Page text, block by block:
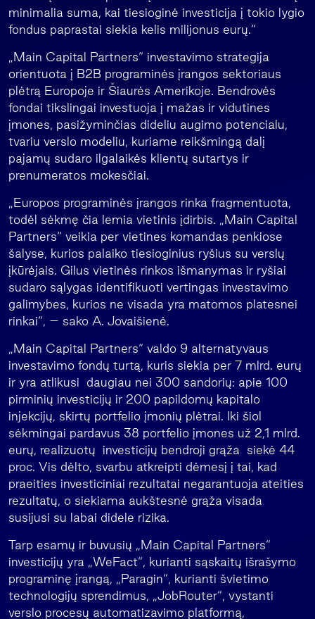
minimalia suma, kai tiesioginė investicija į tokio lygio
fondus paprastai siekia kelis milijonus eurų.“
„Main Capital Partners“ investavimo strategija
orientuota į B2B programinės įrangos sektoriaus
plėtrą Europoje ir Šiaurės Amerikoje. Bendrovės
fondai tikslingai investuoja į mažas ir vidutines
įmones, pasižyminčias dideliu augimo potencialu,
tvariu verslo modeliu, kuriame reikšmingą dalį
pajamų sudaro ilgalaikės klientų sutartys ir
prenumeratos mokesčiai.
„Europos programinės įrangos rinka fragmentuota,
todėl sėkmę čia lemia vietinis įdirbis. „Main Capital
Partners“ veikia per vietines komandas penkiose
šalyse, kurios palaiko tiesioginius ryšius su verslų
įkūrėjais. Gilus vietinės rinkos išmanymas ir ryšiai
sudaro sąlygas identifikuoti vertingas investavimo
galimybes, kurios ne visada yra matomos platesnei
rinkai“, – sako A. Jovaišienė.
„Main Capital Partners“ valdo 9 alternatyvaus
investavimo fondų turtą, kuris siekia per 7 mlrd. eurų
ir yra atlikusi daugiau nei 300 sandorių: apie 100
pirminių investicijų ir 200 papildomų kapitalo
injekcijų, skirtų portfelio įmonių plėtrai. Iki šiol
sėkmingai pardavus 38 portfelio įmones už 2,1 mlrd.
eurų, realizuotų investicijų bendroji grąža siekė 44
proc. Vis dėlto, svarbu atkreipti dėmesį į tai, kad
praeities investiciniai rezultatai negarantuoja ateities
rezultatų, o siekiama aukštesnė grąža visada
susijusi su labai didele rizika.
Tarp esamų ir buvusių „Main Capital Partners“
investicijų yra „WeFact“, kurianti sąskaitų išrašymo
programinę įrangą, „Paragin“, kurianti švietimo
technologijų sprendimus, „JobRouter“, vystanti
verslo procesų automatizavimo platformą,